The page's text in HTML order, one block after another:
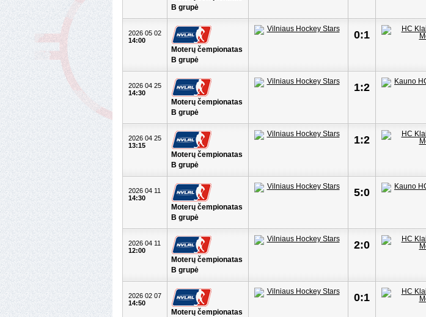
B grupė
2026 05 02
14:00
Moterų čempionatas
B grupė
0:1
2026 04 25
14:30
Moterų čempionatas
B grupė
1:2
2026 04 25
13:15
Moterų čempionatas
B grupė
1:2
2026 04 11
14:30
Moterų čempionatas
B grupė
5:0
2026 04 11
12:00
Moterų čempionatas
B grupė
2:0
2026 02 07
14:50
Moterų čempionatas
0:1